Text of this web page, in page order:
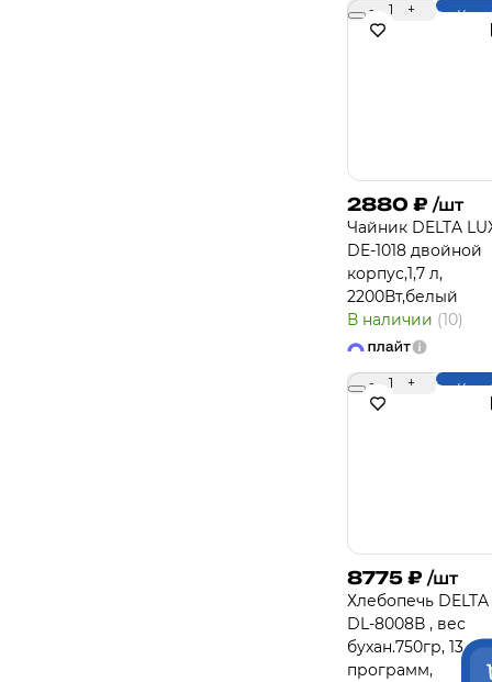
- 1 +
2880 ₽ /шт
Чайник DELTA
DE-1018 двойной
корпус,1,7 л,
2200Вт,белый
В наличии (10)
- 1 +
8775 ₽ /шт
Хлебопечь DELTA
DL-8008В , вес
бухан.750гр, 13
программ,